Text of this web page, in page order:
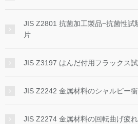
JIS Z2801 抗菌加工製品−抗菌性試
片
JIS Z3197 はんだ付用フラックス
JIS Z2242 金属材料のシャルピー
JIS Z2274 金属材料の回転曲げ疲